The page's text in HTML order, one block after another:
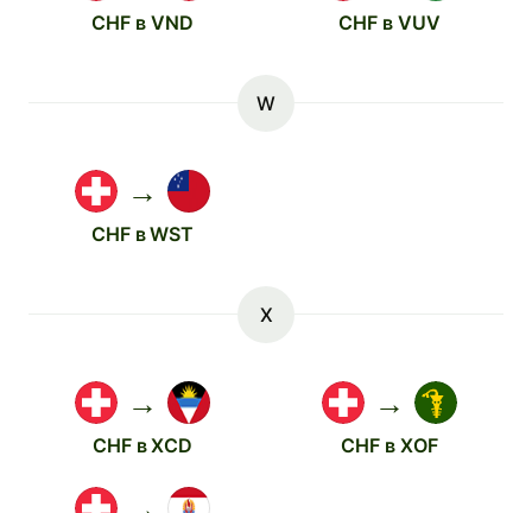
CHF в VND CHF в VUV
W
→
CHF в WST
X
→
CHF в XCD
→
CHF в XOF